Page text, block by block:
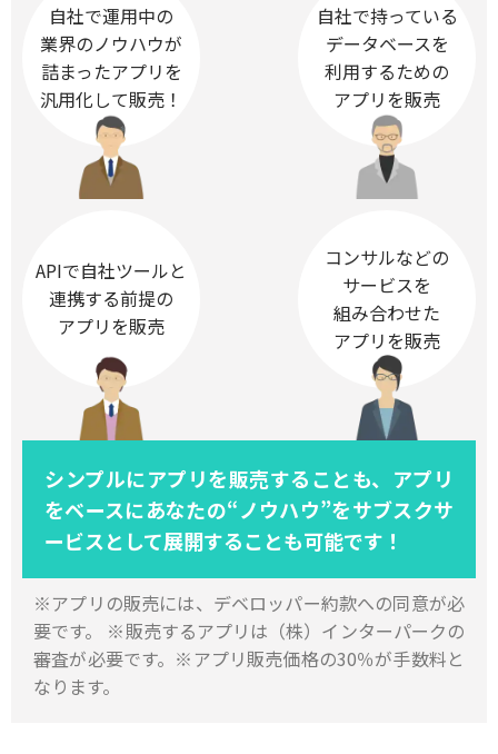
自社で運用中の
業界のノウハウが
詰まったアプリを
汎用化して販売！
自社で持っている
データベースを
利用するための
アプリを販売
APIで自社ツールと
連携する前提の
アプリを販売
コンサルなどの
サービスを
組み合わせた
アプリを販売
シンプルにアプリを販売することも、アプリ
をベースにあなたの“ノウハウ”をサブスクサ
ービスとして展開することも可能です！
※アプリの販売には、デベロッパー約款への同意が必
要です。 ※販売するアプリは（株）インターパークの
審査が必要です。※アプリ販売価格の30％が手数料と
なります。